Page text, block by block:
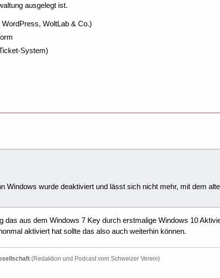
ausgelegt ist.
WoltLab & Co.)
System)
Windows wurde deaktiviert und lässt sich nicht mehr, mit dem
das aus dem Windows 7 Key durch erstmalige Windows 10
aktiviert hat sollte das also auch weiterhin können.
(Redaktion und Podcast vom Schweizer Verein)